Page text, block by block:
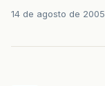
14 de agosto de 2005